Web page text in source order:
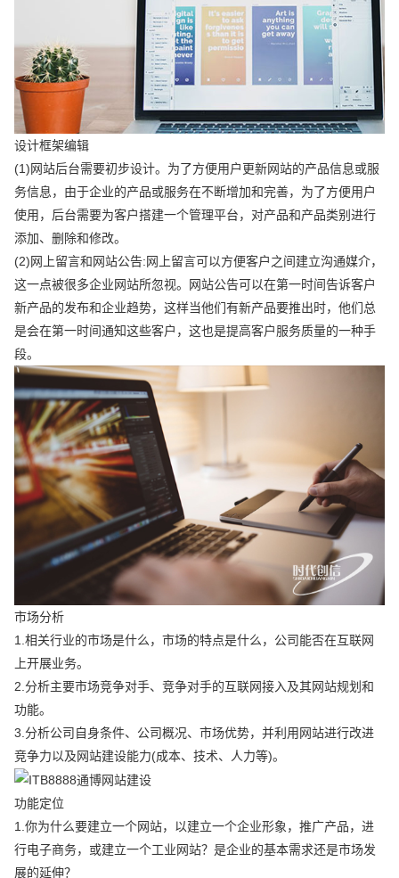
设计框架编辑
(1)网站后台需要初步设计。为了方便用户更新网站的产品信息或服
务信息，由于企业的产品或服务在不断增加和完善，为了方便用户
使用，后台需要为客户搭建一个管理平台，对产品和产品类别进行
添加、删除和修改。
(2)网上留言和网站公告:网上留言可以方便客户之间建立沟通媒介，
这一点被很多企业网站所忽视。网站公告可以在第一时间告诉客户
新产品的发布和企业趋势，这样当他们有新产品要推出时，他们总
是会在第一时间通知这些客户，这也是提高客户服务质量的一种手
段。
市场分析
1.相关行业的市场是什么，市场的特点是什么，公司能否在互联网
上开展业务。
2.分析主要市场竞争对手、竞争对手的互联网接入及其网站规划和
功能。
3.分析公司自身条件、公司概况、市场优势，并利用网站进行改进
竞争力以及网站建设能力(成本、技术、人力等)。
功能定位
1.你为什么要建立一个网站，以建立一个企业形象，推广产品，进
行电子商务，或建立一个工业网站？是企业的基本需求还是市场发
展的延伸？